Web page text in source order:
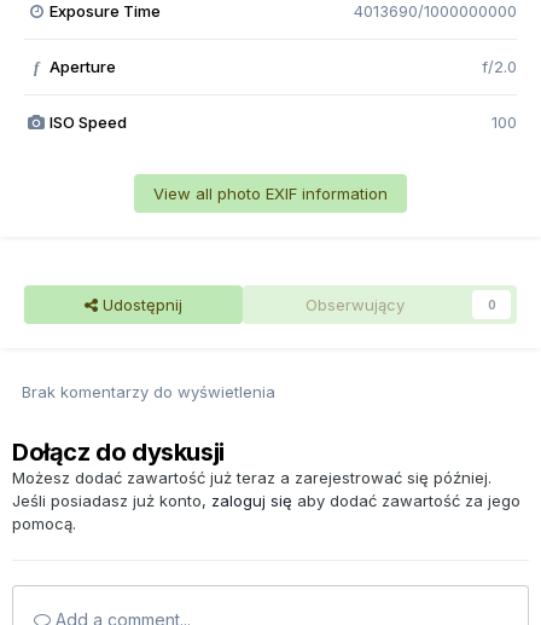
Exposure Time 4013690/1000000000
f Aperture f/2.0
ISO Speed 100
View all photo EXIF information
Udostępnij Obserwujący 0
Brak komentarzy do wyświetlenia
Dołącz do dyskusji
Możesz dodać zawartość już teraz a zarejestrować się później.
Jeśli posiadasz już konto, zaloguj się aby dodać zawartość za jego
pomocą.
Add a comment...